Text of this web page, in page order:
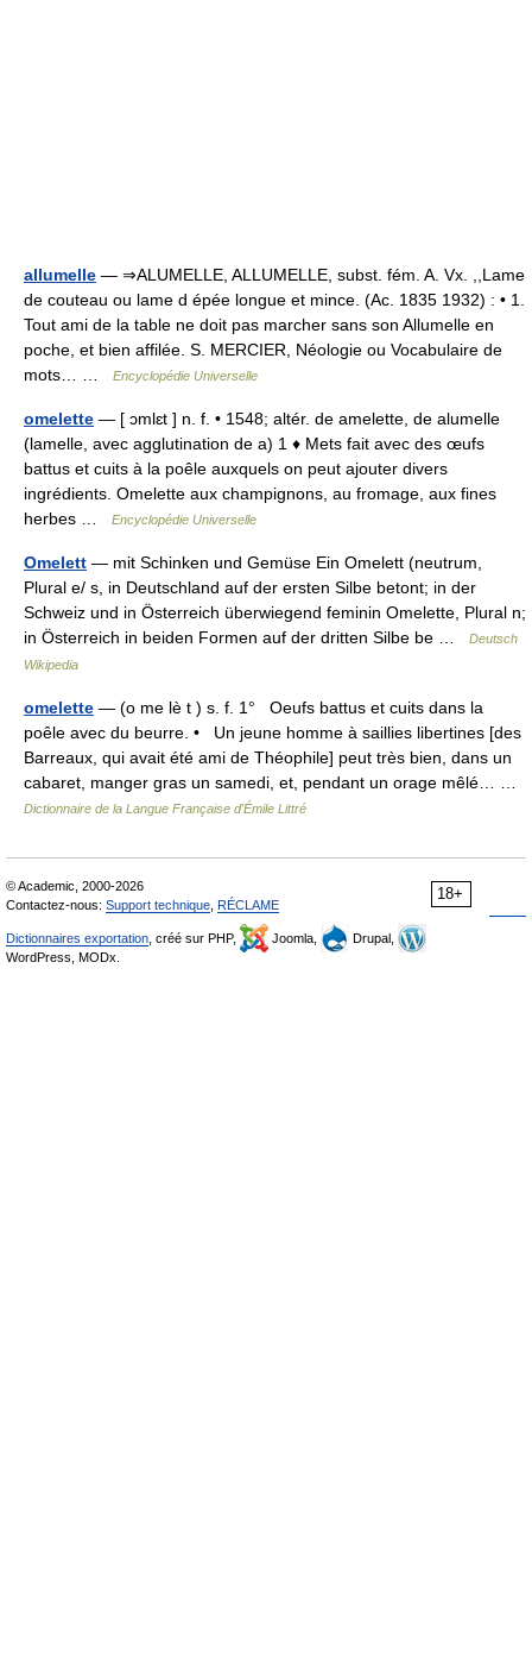
allumelle — ⇒ALUMELLE, ALLUMELLE, subst. fém. A. Vx. ,,Lame
de couteau ou lame d épée longue et mince. (Ac. 1835 1932) : • 1.
Tout ami de la table ne doit pas marcher sans son Allumelle en
poche, et bien affilée. S. MERCIER, Néologie ou Vocabulaire de
mots… …
Encyclopédie Universelle
omelette — [ ɔmlɛt ] n. f. • 1548; altér. de amelette, de alumelle
(lamelle, avec agglutination de a) 1 ♦ Mets fait avec des œufs
battus et cuits à la poêle auxquels on peut ajouter divers
ingrédients. Omelette aux champignons, au fromage, aux fines
herbes …
Encyclopédie Universelle
Omelett — mit Schinken und Gemüse Ein Omelett (neutrum,
Plural e/ s, in Deutschland auf der ersten Silbe betont; in der
Schweiz und in Österreich überwiegend feminin Omelette, Plural n;
in Österreich in beiden Formen auf der dritten Silbe be …
Deutsch
Wikipedia
omelette — (o me lè t ) s. f. 1° Oeufs battus et cuits dans la
poêle avec du beurre. • Un jeune homme à saillies libertines [des
Barreaux, qui avait été ami de Théophile] peut très bien, dans un
cabaret, manger gras un samedi, et, pendant un orage mêlé… …
Dictionnaire de la Langue Française d'Émile Littré
18+
© Academic, 2000-2026
Contactez-nous: Support technique RÉCLAME
Dictionnaires exportation , créé sur PHP, Joomla,
Drupal,
WordPress, MODx.